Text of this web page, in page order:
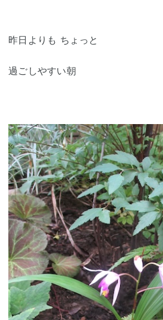
昨日よりも ちょっと
過ごしやすい朝